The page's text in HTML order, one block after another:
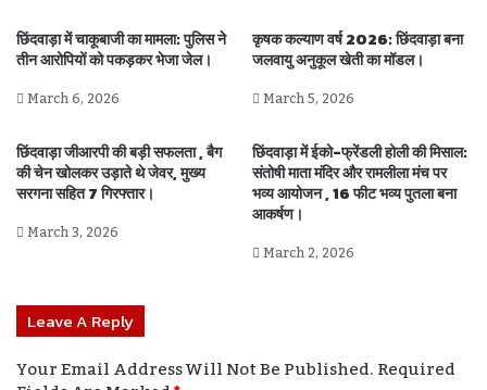
छिंदवाड़ा में चाकूबाजी का मामला: पुलिस ने
तीन आरोपियों को पकड़कर भेजा जेल।
March 6, 2026
कृषक कल्याण वर्ष 2026: छिंदवाड़ा बना
जलवायु अनुकूल खेती का मॉडल।
March 5, 2026
छिंदवाड़ा जीआरपी की बड़ी सफलता , बैग
की चेन खोलकर उड़ाते थे जेवर, मुख्य
सरगना सहित 7 गिरफ्तार।
March 3, 2026
छिंदवाड़ा में ईको-फ्रेंडली होली की मिसाल:
संतोषी माता मंदिर और रामलीला मंच पर
भव्य आयोजन , 16 फीट भव्य पुतला बना
आकर्षण।
March 2, 2026
Leave A Reply
Your Email Address Will Not Be Published.Required